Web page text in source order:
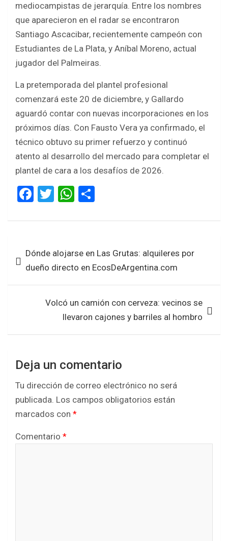
mediocampistas de jerarquía. Entre los nombres
que aparecieron en el radar se encontraron
Santiago Ascacibar, recientemente campeón con
Estudiantes de La Plata, y Aníbal Moreno, actual
jugador del Palmeiras.
La pretemporada del plantel profesional
comenzará este 20 de diciembre, y Gallardo
aguardó contar con nuevas incorporaciones en los
próximos días. Con Fausto Vera ya confirmado, el
técnico obtuvo su primer refuerzo y continuó
atento al desarrollo del mercado para completar el
plantel de cara a los desafíos de 2026.
F
ce
o
o
k
T
tt
W
at
A
p
p
ar
de Dónde alojarse en Las Grutas: alquileres por
dueño directo en EcosDeArgentina.com
Volcó un camión con cerveza: vecinos se
llevaron cajones y barriles al hombro
Deja un comentario
Tu dirección de correo electrónico no será
publicada. Los campos obligatorios están
marcados con *
Comentario *